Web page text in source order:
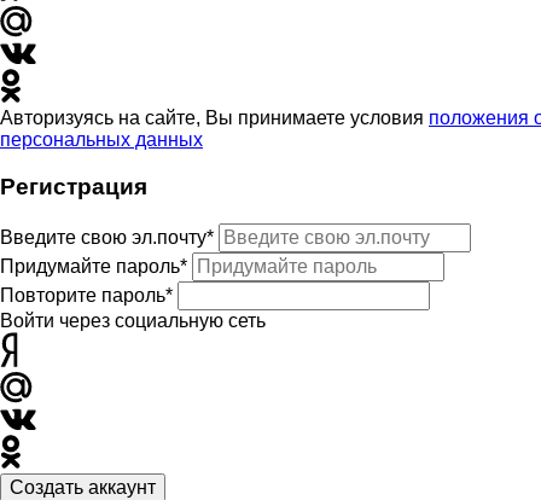
Авторизуясь на сайте, Вы принимаете условия положения
персональных данных
Регистрация
Введите свою эл.почту*
Придумайте пароль*
Повторите пароль*
Войти через социальную сеть
Создать аккаунт